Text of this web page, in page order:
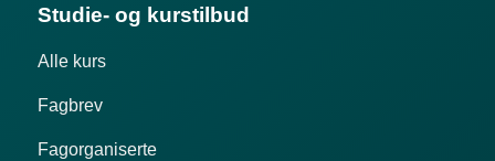
Studie- og kurstilbud
Alle kurs
Fagbrev
Fagorganiserte